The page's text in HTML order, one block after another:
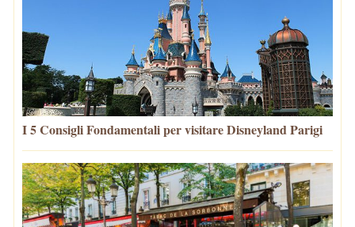
I 5 Consigli Fondamentali per visitare Disneyland Parigi